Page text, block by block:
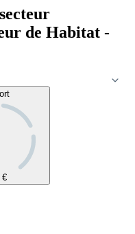
de Habitat -
€